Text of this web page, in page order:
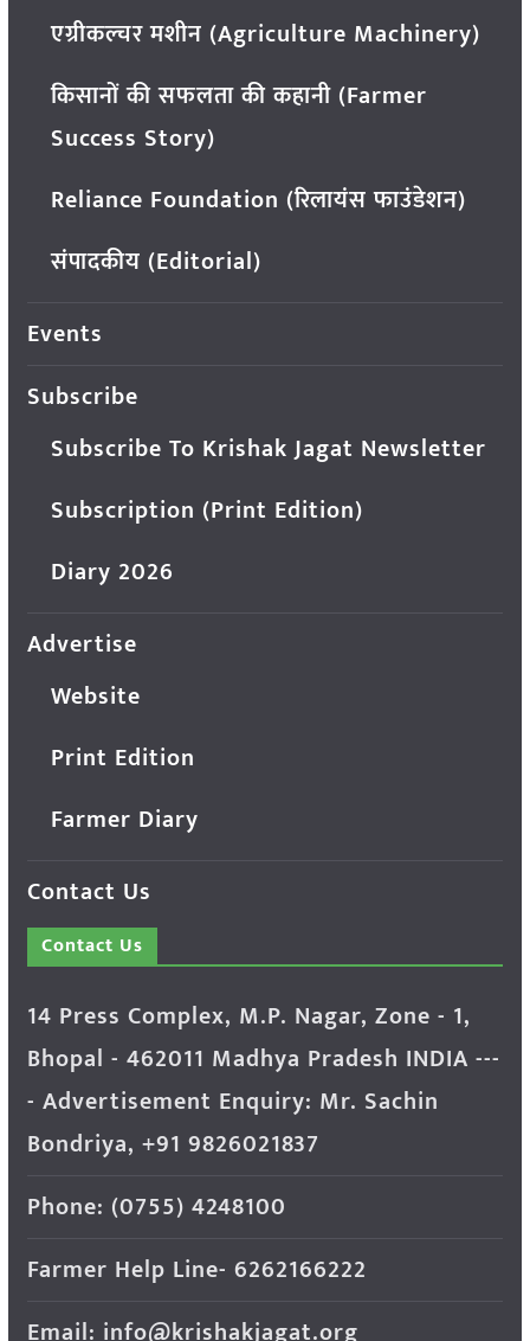
एग्रीकल्चर मशीन (Agriculture Machinery)
किसानों की सफलता की कहानी (Farmer
Success Story)
Reliance Foundation (रिलायंस फाउंडेशन)
संपादकीय (Editorial)
Events
Subscribe
Subscribe To Krishak Jagat Newsletter
Subscription (Print Edition)
Diary 2026
Advertise
Website
Print Edition
Farmer Diary
Contact Us
Contact Us
14 Press Complex, M.P. Nagar, Zone - 1,
Bhopal - 462011 Madhya Pradesh INDIA ---
- Advertisement Enquiry: Mr. Sachin
Bondriya, +91 9826021837
Phone: (0755) 4248100
Farmer Help Line- 6262166222
Email: info@krishakjagat.org